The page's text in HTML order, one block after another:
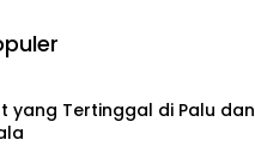
yang Tertinggal di Palu dan